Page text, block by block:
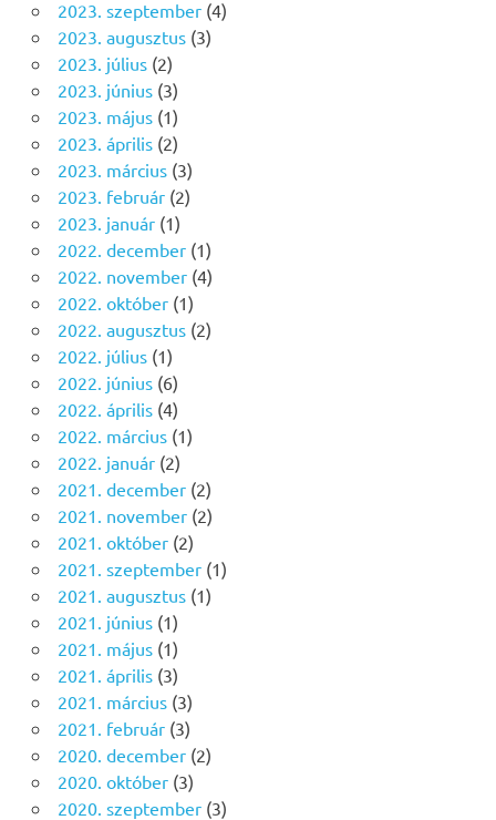
2023. szeptember(4)
2023. augusztus(3)
2023. július(2)
2023. június(3)
2023. május(1)
2023. április(2)
2023. március(3)
2023. február(2)
2023. január(1)
2022. december(1)
2022. november(4)
2022. október(1)
2022. augusztus(2)
2022. július(1)
2022. június(6)
2022. április(4)
2022. március(1)
2022. január(2)
2021. december(2)
2021. november(2)
2021. október(2)
2021. szeptember(1)
2021. augusztus(1)
2021. június(1)
2021. május(1)
2021. április(3)
2021. március(3)
2021. február(3)
2020. december(2)
2020. október(3)
2020. szeptember(3)